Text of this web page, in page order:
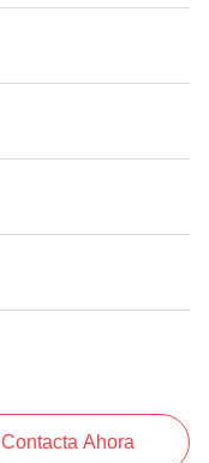
Contacta Ahora